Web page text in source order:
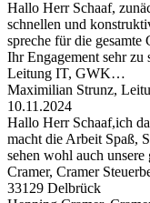
Hallo Herr Schaaf,
schnellen und
spreche für die gesamte
Ihr Engagement sehr
Leitung IT, GWK…
Maximilian Strunz,
10.11.2024
Hallo Herr Schaaf,ich
macht die Arbeit Spaß,
sehen wohl auch
Cramer, Cramer
33129 Delbrück